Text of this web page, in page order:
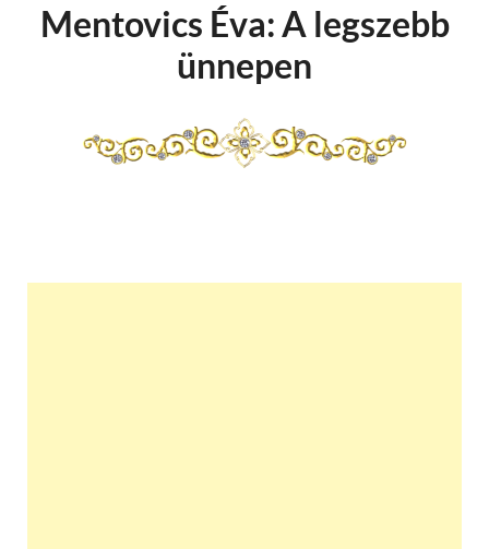
Mentovics Éva: A legszebb
ünnepen